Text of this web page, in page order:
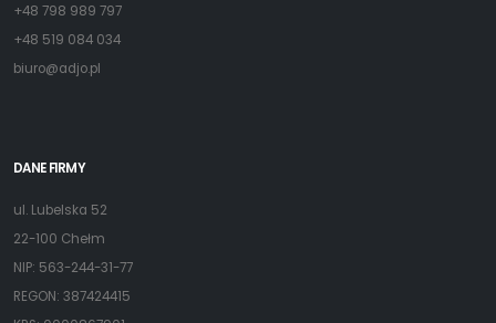
+48 798 989 797
+48 519 084 034
biuro@adjo.pl
DANE FIRMY
ul. Lubelska 52
22-100 Chełm
NIP: 563-244-31-77
REGON: 387424415